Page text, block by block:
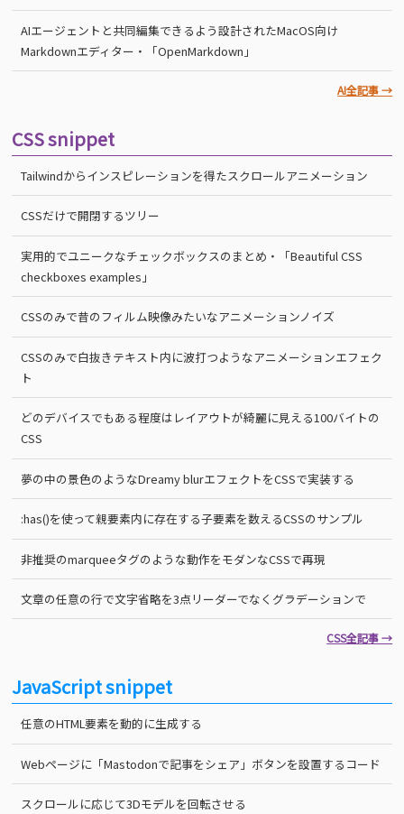
AIエージェントと共同編集できるよう設計されたMacOS向け
Markdownエディター・「OpenMarkdown」
AI全記事 →
CSS snippet
Tailwindからインスピレーションを得たスクロールアニメーション
CSSだけで開閉するツリー
実用的でユニークなチェックボックスのまとめ・「Beautiful CSS
checkboxes examples」
CSSのみで昔のフィルム映像みたいなアニメーションノイズ
CSSのみで白抜きテキスト内に波打つようなアニメーションエフェク
ト
どのデバイスでもある程度はレイアウトが綺麗に見える100バイトの
CSS
夢の中の景色のようなDreamy blurエフェクトをCSSで実装する
:has()を使って親要素内に存在する子要素を数えるCSSのサンプル
非推奨のmarqueeタグのような動作をモダンなCSSで再現
文章の任意の行で文字省略を3点リーダーでなくグラデーションで
CSS全記事 →
JavaScript snippet
任意のHTML要素を動的に生成する
Webページに「Mastodonで記事をシェア」ボタンを設置するコード
スクロールに応じて3Dモデルを回転させる